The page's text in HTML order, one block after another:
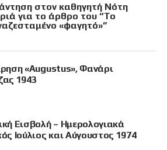
στον καθηγητή Νότη
για το άρθρο του “Το
«φαγητό»”
«Augustus», Φανάρι
1943
Εισβολή – Ημερολογιακά
Ιούλιος και Αύγουστος 1974